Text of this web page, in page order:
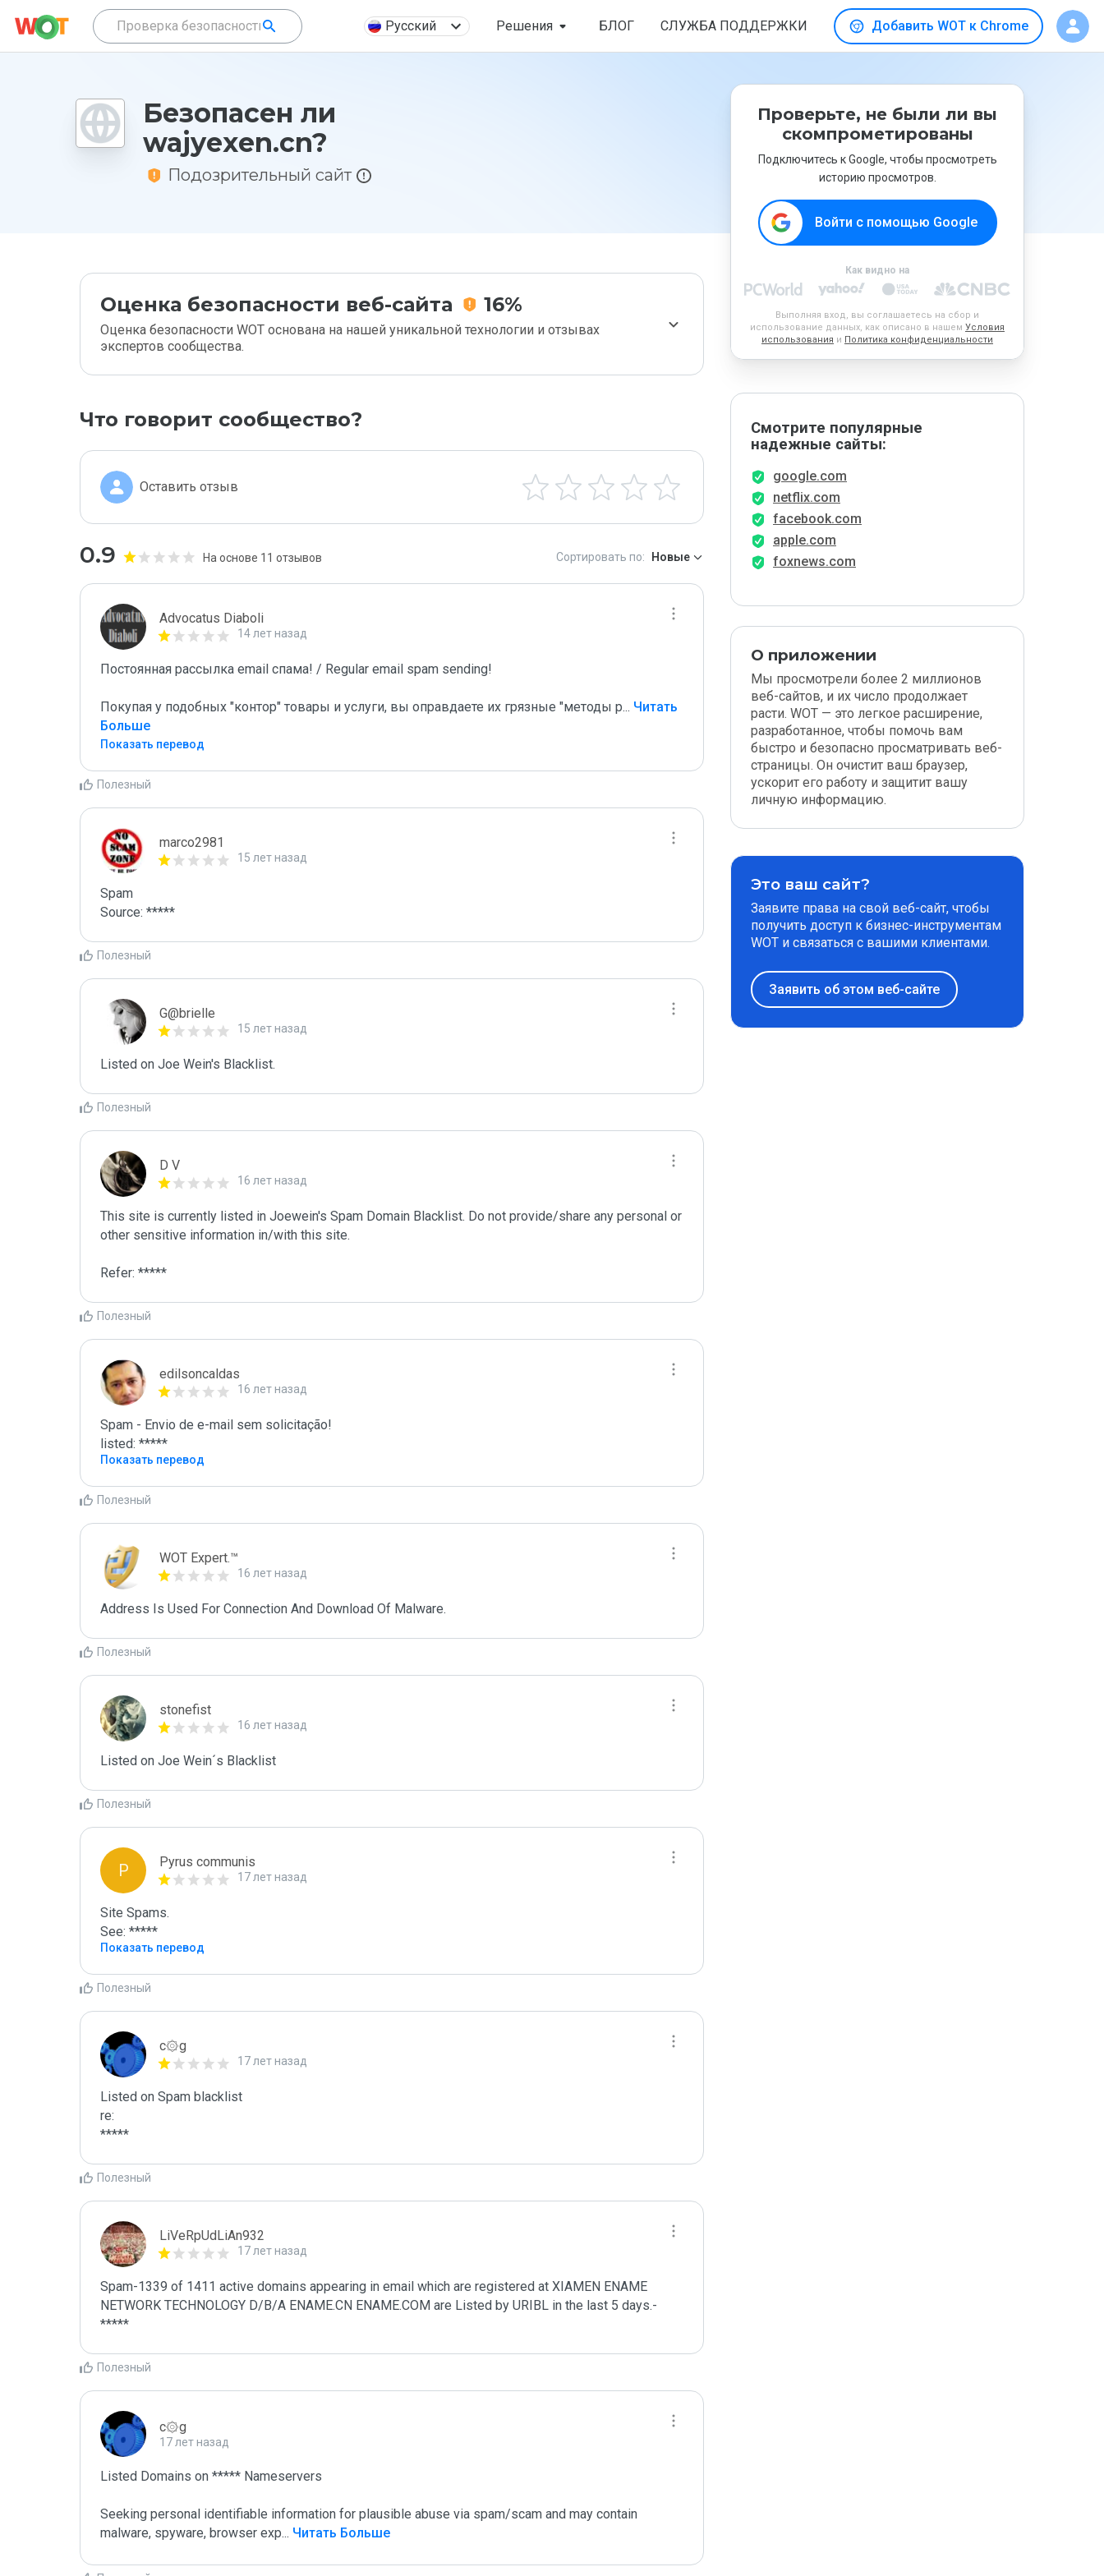
Русский Решения БЛОГ СЛУЖБА ПОДДЕРЖКИ Добавить WOT к Chrome
Безопасен ли
wajyexen.cn?
Подозрительный сайт
Оценка безопасности веб-сайта 16%
Оценка безопасности WOT основана на нашей уникальной технологии и отзывах
экспертов сообщества.
Что говорит сообщество?
Оставить отзыв
0.9 На основе 11 отзывов Сортировать по: Новые
Advocatus Diaboli
14 лет назад
Постоянная рассылка email спама! / Regular email spam sending!
Покупая у подобных "контор" товары и услуги, вы оправдаете их грязные "методы р... Читать
Больше
Показать перевод
Полезный
marco2981
15 лет назад
Spam
Source: *****
Полезный
G@brielle
15 лет назад
Listed on Joe Wein's Blacklist.
Полезный
D V
16 лет назад
This site is currently listed in Joewein's Spam Domain Blacklist. Do not provide/share any personal or
other sensitive information in/with this site.
Refer: *****
Полезный
edilsoncaldas
16 лет назад
Spam - Envio de e-mail sem solicitação!
listed: *****
Показать перевод
Полезный
WOT Expert.™
16 лет назад
Address Is Used For Connection And Download Of Malware.
Полезный
stonefist
16 лет назад
Listed on Joe Wein´s Blacklist
Полезный
P Pyrus communis
17 лет назад
Site Spams.
See: *****
Показать перевод
Полезный
c۞g
17 лет назад
Listed on Spam blacklist
re:
*****
Полезный
LiVeRpUdLiAn932
17 лет назад
Spam-1339 of 1411 active domains appearing in email which are registered at XIAMEN ENAME
NETWORK TECHNOLOGY D/B/A ENAME.CN ENAME.COM are Listed by URIBL in the last 5 days.-
*****
Полезный
c۞g
17 лет назад
Listed Domains on ***** Nameservers
Seeking personal identifiable information for plausible abuse via spam/scam and may contain
malware, spyware, browser exp... Читать Больше
Проверьте, не были ли вы
скомпрометированы
Подключитесь к Google, чтобы просмотреть
историю просмотров.
Войти с помощью Google
Как видно на
Выполняя вход, вы соглашаетесь на сбор и
использование данных, как описано в нашем Условия
использования и Политика конфиденциальности
Смотрите популярные
надежные сайты:
google.com
netflix.com
facebook.com
apple.com
foxnews.com
О приложении
Мы просмотрели более 2 миллионов
веб-сайтов, и их число продолжает
расти. WOT — это легкое расширение,
разработанное, чтобы помочь вам
быстро и безопасно просматривать веб-
страницы. Он очистит ваш браузер,
ускорит его работу и защитит вашу
личную информацию.
Это ваш сайт?
Заявите права на свой веб-сайт, чтобы
получить доступ к бизнес-инструментам
WOT и связаться с вашими клиентами.
Заявить об этом веб-сайте